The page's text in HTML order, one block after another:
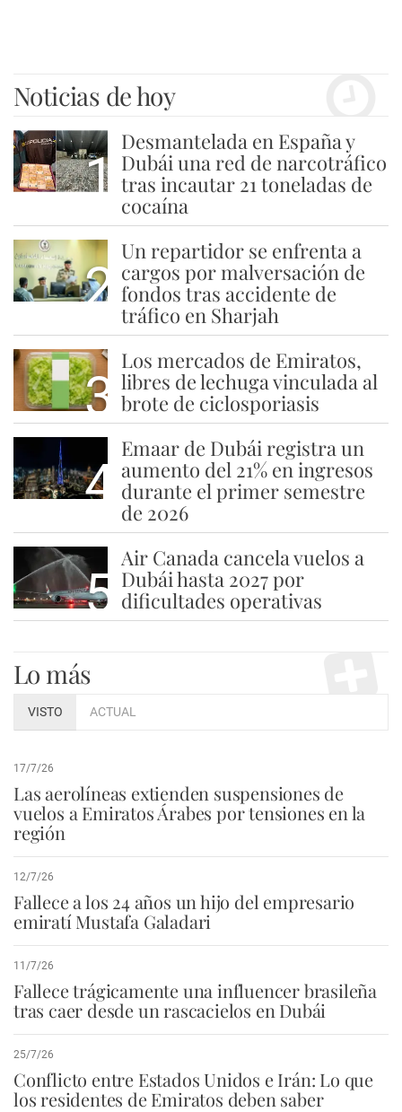
Noticias de hoy
1
Desmantelada en España y
Dubái una red de narcotráfico
tras incautar 21 toneladas de
cocaína
2
Un repartidor se enfrenta a
cargos por malversación de
fondos tras accidente de
tráfico en Sharjah
3
Los mercados de Emiratos,
libres de lechuga vinculada al
brote de ciclosporiasis
4
Emaar de Dubái registra un
aumento del 21% en ingresos
durante el primer semestre
de 2026
5
Air Canada cancela vuelos a
Dubái hasta 2027 por
dificultades operativas
Lo más
VISTO ACTUAL
17/7/26
Las aerolíneas extienden suspensiones de
vuelos a Emiratos Árabes por tensiones en la
región
12/7/26
Fallece a los 24 años un hijo del empresario
emiratí Mustafa Galadari
11/7/26
Fallece trágicamente una influencer brasileña
tras caer desde un rascacielos en Dubái
25/7/26
Conflicto entre Estados Unidos e Irán: Lo que
los residentes de Emiratos deben saber